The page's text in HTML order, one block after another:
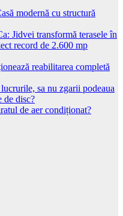
modernă cu structură
Jidvei transformă terasele în
record de 2.600 mp
reabilitarea completă
sa nu zgarii podeaua
de disc?
de aer condiționat?